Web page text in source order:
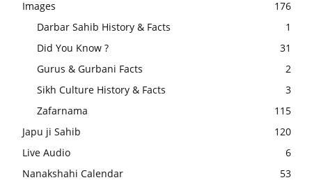
Images
176
Darbar Sahib History & Facts
1
Did You Know ?
31
Gurus & Gurbani Facts
2
Sikh Culture History & Facts
3
Zafarnama
115
Japu ji Sahib
120
Live Audio
6
Nanakshahi Calendar
53